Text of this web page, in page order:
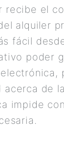
recibe el
alquiler
fácil
poder
acerca de
impide